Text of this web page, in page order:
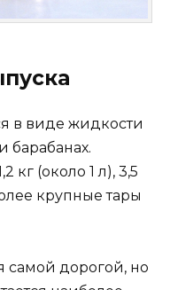
в виде жидкости
барабанах.
кг (около 1 л), 3,5
крупные тары
самой дорогой, но